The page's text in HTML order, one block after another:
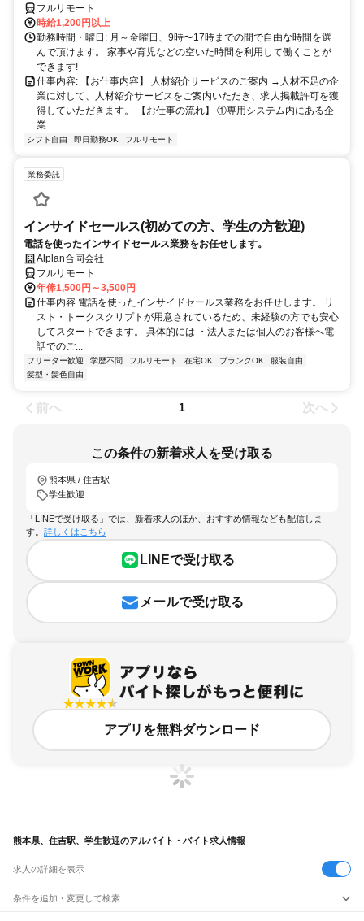
フルリモート
時給1,200円以上
勤務時間・曜日: 月～金曜日、9時〜17時までの間で自由な時間を選
んで頂けます。 家事や育児などの空いた時間を利用して働くことが
できます!
仕事内容: 【お仕事内容】 人材紹介サービスのご案内 →人材不足の企
業に対して、人材紹介サービスをご案内いただき、求人掲載許可を獲
得していただきます。 【お仕事の流れ】 ①専用システム内にある企
業...
シフト自由 即日勤務OK フルリモート
業務委託
インサイドセールス(初めての方、学生の方歓迎)
電話を使ったインサイドセールス業務をお任せします。
Alplan合同会社
フルリモート
年俸1,500円～3,500円
仕事内容 電話を使ったインサイドセールス業務をお任せします。 リ
スト・トークスクリプトが用意されているため、未経験の方でも安心
してスタートできます。 具体的には ・法人または個人のお客様へ電
話でのご...
フリーター歓迎 学歴不問 フルリモート 在宅OK ブランクOK
服装自由
髪型・髪色自由
前へ 1 次へ
この条件の新着求人を受け取る
熊本県 / 住吉駅
学生歓迎
「LINEで受け取る」では、新着求人のほか、おすすめ情報なども配信しま
す。 詳しくはこちら
LINEで受け取る
メールで受け取る
アプリを無料ダウンロード
熊本県、住吉駅、学生歓迎のアルバイト・バイト求人情報
求人の詳細を表示
条件を追加・変更して検索